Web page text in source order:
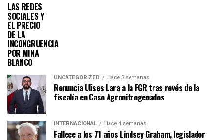
LAS REDES
SOCIALES Y
EL PRECIO
DE LA
INCONGRUENCIA
POR MINA
BLANCO
UNCATEGORIZED Hace 3 semanas
Renuncia Ulises Lara a la FGR tras revés de la
fiscalía en Caso Agronitrogenados
INTERNACIONAL Hace 4 semanas
Fallece a los 71 años Lindsey Graham, legislador